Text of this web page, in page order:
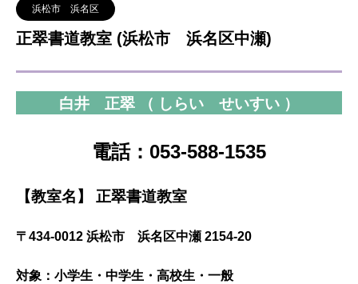
浜松市 浜名区
正翠書道教室 (浜松市 浜名区中瀬)
白井 正翠 （ しらい せいすい ）
電話：053-588-1535
【教室名】 正翠書道教室
〒434-0012 浜松市 浜名区中瀬 2154-20
対象：小学生・中学生・高校生・一般